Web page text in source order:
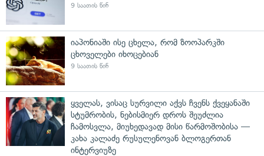
9 საათის წინ
იაპონიაში ისე ცხელა, რომ ზოოპარკში
ცხოველები იხოცებიან
9 საათის წინ
ყველას, ვისაც სურვილი აქვს ჩვენს ქვეყანაში
სტუმრობის, ნებისმიერ დროს შეუძლია
ჩამოსვლა, მიუხედავად მისი წარმოშობისა —
კახა კალაძე რუსულენოვან ბლოგერთან
ინტერვიუზე